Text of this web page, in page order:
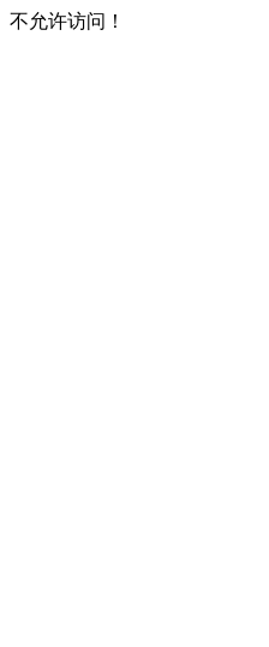
不允许访问！